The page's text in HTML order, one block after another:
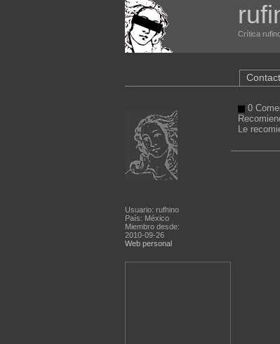
Crítica
Usuario: rufhino
País: México
Miembro desde:
2010-09-26
Web personal
0
Le